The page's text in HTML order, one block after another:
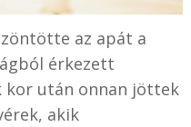
az apát a
érkezett
kor után onnan jöttek
akik